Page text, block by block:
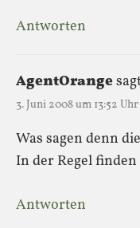
Antworten
AgentOrange
3. Juni 2008 um 13:52 Uhr
Was sagen denn
In der Regel
Antworten